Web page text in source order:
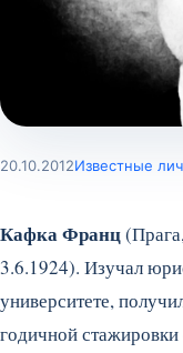
20.10.2012Известные
Кафка Франц
3.6.1924). Изучал
университете,
годичной